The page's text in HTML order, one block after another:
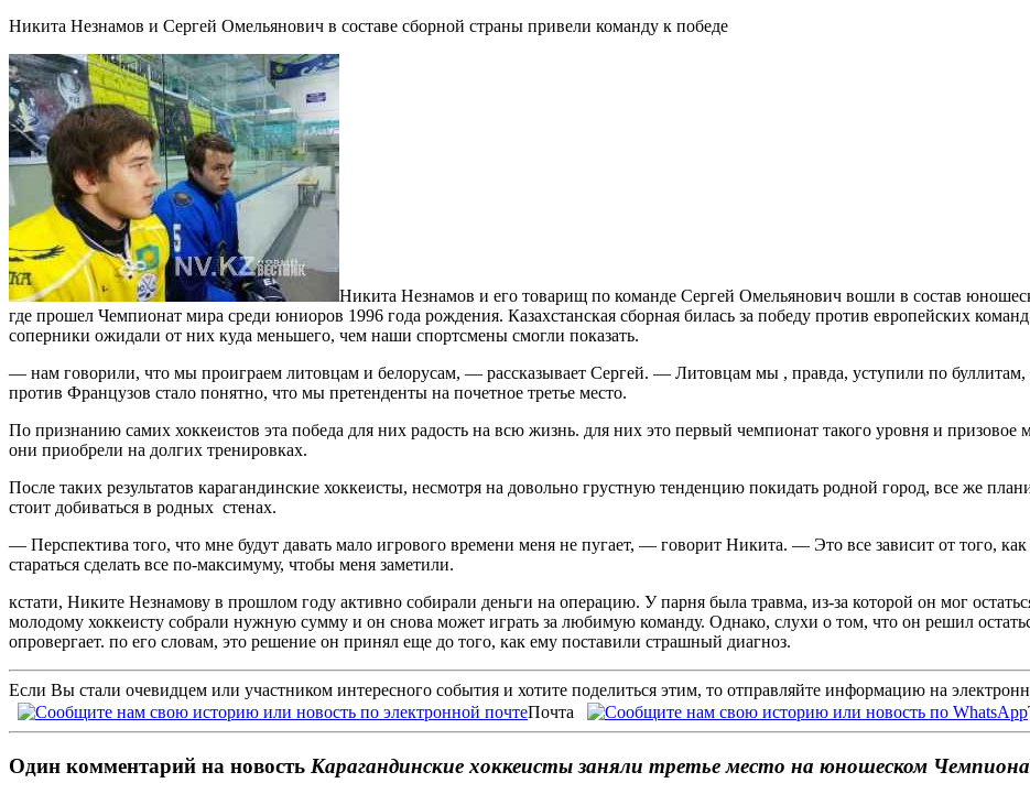
Никита Незнамов и Сергей Омельянович в составе сборной страны привели команду к победе
Никита Незнамов и его товарищ по команде Сергей Омельянович вошли в состав
где прошел Чемпионат мира среди юниоров 1996 года рождения. Казахстанская сборная билась за победу против европейских
соперники ожидали от них куда меньшего, чем наши спортсмены смогли показать.
— нам говорили, что мы проиграем литовцам и белорусам, — рассказывает Сергей. — Литовцам мы , правда, уступили по буллитам,
против Французов стало понятно, что мы претенденты на почетное третье место.
По признанию самих хоккеистов эта победа для них радость на всю жизнь. для них это первый чемпионат такого уровня и
они приобрели на долгих тренировках.
После таких результатов карагандинские хоккеисты, несмотря на довольно грустную тенденцию покидать родной город, все же
стоит добиваться в родных стенах.
— Перспектива того, что мне будут давать мало игрового времени меня не пугает, — говорит Никита. — Это все зависит от того,
стараться сделать все по-максимуму, чтобы меня заметили.
кстати, Никите Незнамову в прошлом году активно собирали деньги на операцию. У парня была травма, из-за которой он мог
молодому хоккеисту собрали нужную сумму и он снова может играть за любимую команду. Однако, слухи о том, что он решил
опровергает. по его словам, это решение он принял еще до того, как ему поставили страшный диагноз.
Если Вы стали очевидцем или участником интересного события и хотите поделиться этим, то отправляйте информацию на
Почта
Один комментарий на новость Карагандинские хоккеисты заняли третье место на юношеском